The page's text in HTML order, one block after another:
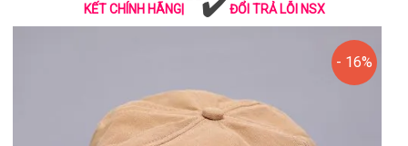
KẾT CHÍNH HÃNG| ĐỔI TRẢ LỖI NSX
- 16%